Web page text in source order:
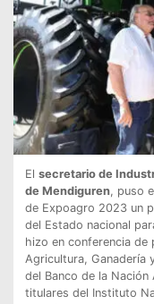
El secretario de
de Mendiguren, puso
de Expoagro 2023 un
del Estado nacional
hizo en conferencia de
Agricultura, Ganadería
del Banco de la
titulares del Instituto